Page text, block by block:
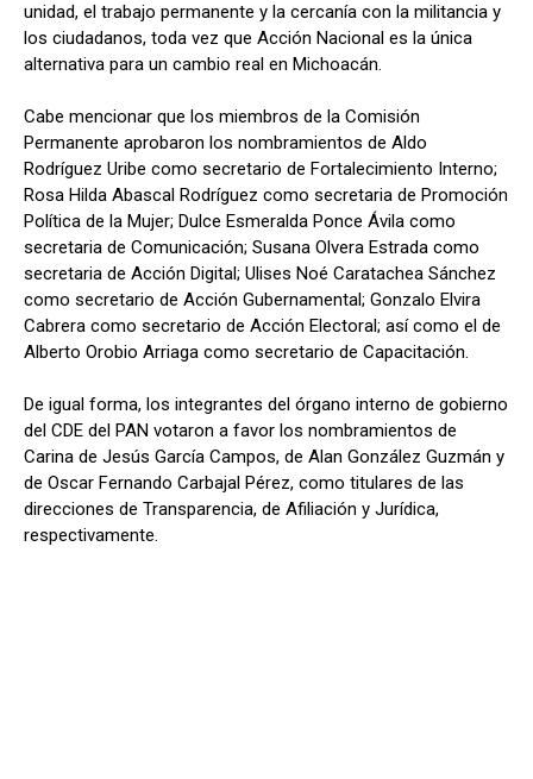
unidad, el trabajo permanente y la cercanía con la militancia y
los ciudadanos, toda vez que Acción Nacional es la única
alternativa para un cambio real en Michoacán.
Cabe mencionar que los miembros de la Comisión
Permanente aprobaron los nombramientos de Aldo
Rodríguez Uribe como secretario de Fortalecimiento Interno;
Rosa Hilda Abascal Rodríguez como secretaria de Promoción
Política de la Mujer; Dulce Esmeralda Ponce Ávila como
secretaria de Comunicación; Susana Olvera Estrada como
secretaria de Acción Digital; Ulises Noé Caratachea Sánchez
como secretario de Acción Gubernamental; Gonzalo Elvira
Cabrera como secretario de Acción Electoral; así como el de
Alberto Orobio Arriaga como secretario de Capacitación.
De igual forma, los integrantes del órgano interno de gobierno
del CDE del PAN votaron a favor los nombramientos de
Carina de Jesús García Campos, de Alan González Guzmán y
de Oscar Fernando Carbajal Pérez, como titulares de las
direcciones de Transparencia, de Afiliación y Jurídica,
respectivamente.